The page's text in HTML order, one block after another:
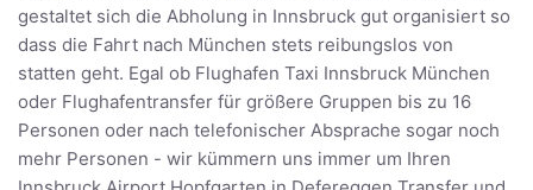
gestaltet sich die Abholung in Innsbruck gut organisiert so
dass die Fahrt nach München stets reibungslos von
statten geht. Egal ob Flughafen Taxi Innsbruck München
oder Flughafentransfer für größere Gruppen bis zu 16
Personen oder nach telefonischer Absprache sogar noch
mehr Personen - wir kümmern uns immer um Ihren